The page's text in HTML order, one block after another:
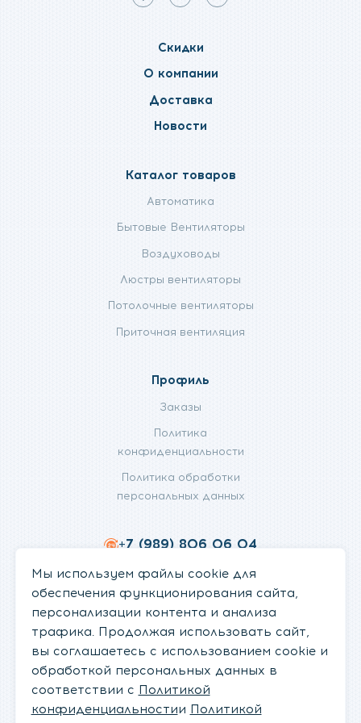
Мы
facebook
Мы
telegram
Мы
Скидки
О компании
Доставка
Новости
Каталог товаров
Автоматика
Бытовые Вентиляторы
Воздуховоды
Люстры вентиляторы
Потолочные вентиляторы
Приточная вентиляция
Профиль
Заказы
Политика
конфиденциальности
Политика обработки
персональных данных
+7 (989) 806 06 04
info@fanifan.ru
Мы используем файлы cookie для
обеспечения функционирования сайта,
персонализации контента и анализа
трафика. Продолжая использовать сайт,
вы соглашаетесь с использованием cookie и
обработкой персональных данных в
соответствии с Политикой
конфиденциальностии Политикой